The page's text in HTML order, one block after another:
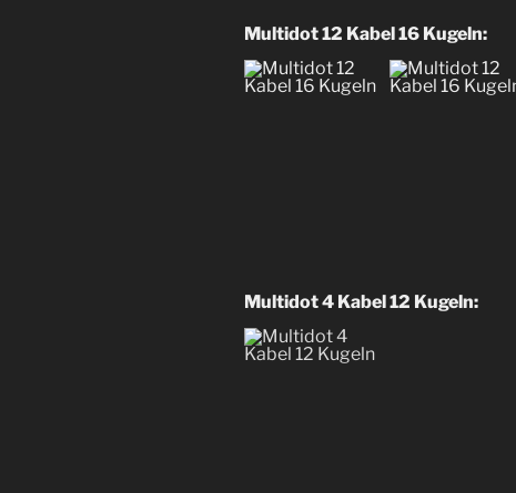
Multidot 12 Kabel 16 Kugeln:
Multidot 4 Kabel 12 Kugeln: